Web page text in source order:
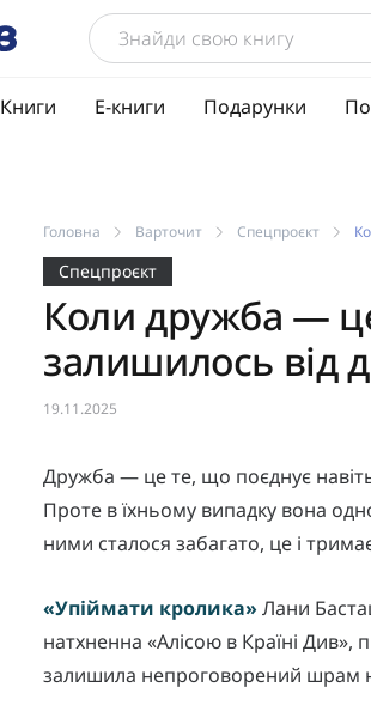
Книги Е-книги Подарунки
Головна Варточит Спецпроєкт
Спецпроєкт
Коли дружба —
залишилось від
19.11.2025
Дружба — це те, що поєднує
Проте в їхньому випадку вона
ними сталося забагато, це і
«Упіймати кролика» Лани
натхненна «Алісою в Країні Див»,
залишила непроговорений шрам